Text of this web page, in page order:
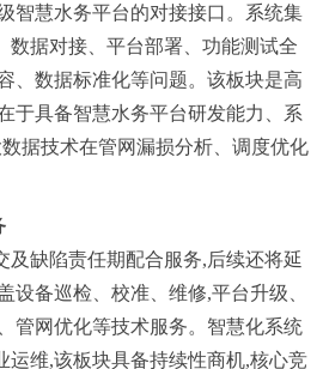
智慧水务平台的对接接口。系统集
数据对接、平台部署、功能测试全
、数据标准化等问题。该板块是高
于具备智慧水务平台研发能力、系
据技术在管网漏损分析、调度优化
及缺陷责任期配合服务,后续还将延
设备巡检、校准、维修,平台升级、
管网优化等技术服务。智慧化系统
运维,该板块具备持续性商机,核心竞